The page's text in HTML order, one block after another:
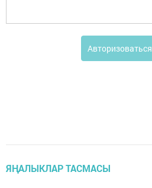
Авторизоваться
ЯҢАЛЫКЛАР ТАСМАСЫ